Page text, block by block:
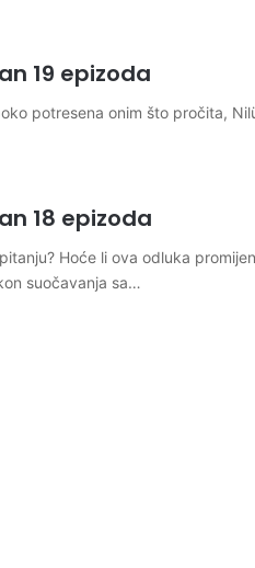
19 epizoda
potresena onim što pročita,
18 epizoda
Hoće li ova odluka
suočavanja sa…